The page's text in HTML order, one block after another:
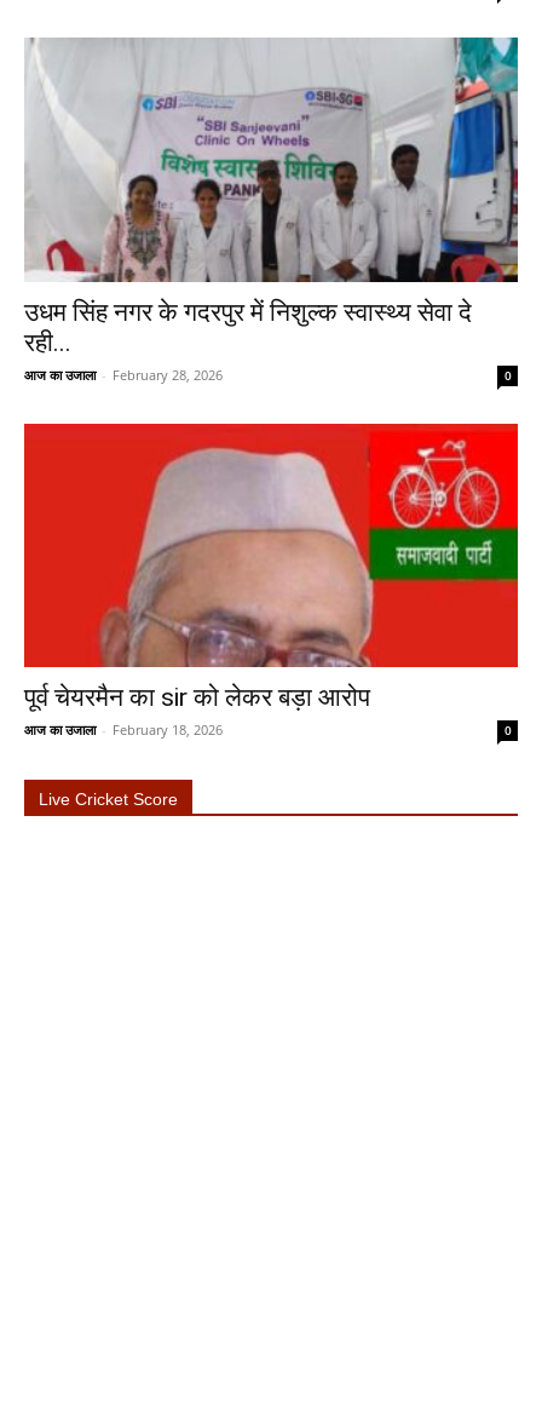
उधम सिंह नगर के गदरपुर में निशुल्क स्वास्थ्य सेवा दे
रही...
आज का उजाला - February 28, 2026 0
पूर्व चेयरमैन का sir को लेकर बड़ा आरोप
आज का उजाला - February 18, 2026 0
Live Cricket Score